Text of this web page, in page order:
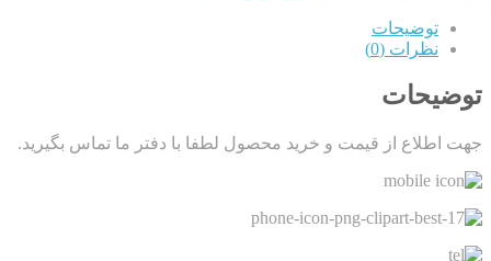
توضیحات
نظرات (0)
توضیحات
جهت اطلاع از قیمت و خرید محصول لطفا با دفتر ما تماس بگیرید.